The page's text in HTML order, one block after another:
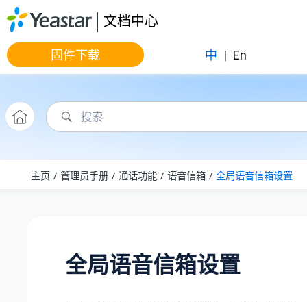
跳转到主要内容
文档中心
固件下载 中 | En
主页 管理员手册 通话功能 语音信箱 全局语音信箱设置
全局语音信箱设置